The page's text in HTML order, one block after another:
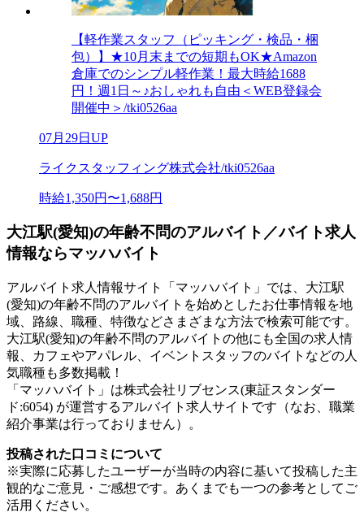
【軽作業スタッフ（ピッキング・検品・梱
包）】★10月末までの短期もOK★Amazon
倉庫でのシンプル軽作業！最大時給1688
円！週1日～♪おしゃれも自由＜WEB登録会
開催中＞/tki0526aa
07月29日UP
ライクスタッフィング株式会社/tki0526aa
時給1,350円〜1,688円
大江駅(愛知)の年齢不問のアルバイト／バイト求人
情報ならマッハバイト
アルバイト求人情報サイト「マッハバイト」では、大江駅
(愛知)の年齢不問のアルバイトを始めとしたお仕事情報を地
域、路線、職種、特徴などさまざまな方法で検索可能です。
大江駅(愛知)の年齢不問のアルバイトの他にも全国の求人情
報、カフェやアパレル、イベントスタッフのバイトなどの人
気職種も多数掲載！
「マッハバイト」は株式会社リブセンス(東証スタンダー
ド:6054) が運営するアルバイト求人サイトです（なお、職業
紹介事業は行っておりません）。
投稿された口コミについて
※実際に応募したユーザーが当時の内容に基いて投稿した主
観的なご意見・ご感想です。あくまでも一つの参考としてご
活用ください。